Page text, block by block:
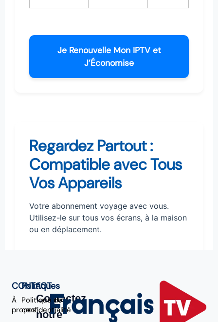
Je Renouvelle Mon IPTV et
J’Économise
Regardez Partout :
Compatible avec Tous
Vos Appareils
Votre abonnement voyage avec vous.
Utilisez-le sur tous vos écrans, à la maison
ou en déplacement.
CONTACT
À
propos
Politiques
Politique de
confidentialité
Contactez
notre